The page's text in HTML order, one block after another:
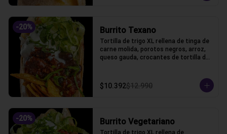
-20% Burrito Texano
Tortilla de trigo XL rellena de tinga de
carne molida, porotos negros, arroz,
queso gauda, crocantes de tortilla de
$10.392$12.990
-20% Burrito Vegetariano
Tortilla de trigo XL rellena de